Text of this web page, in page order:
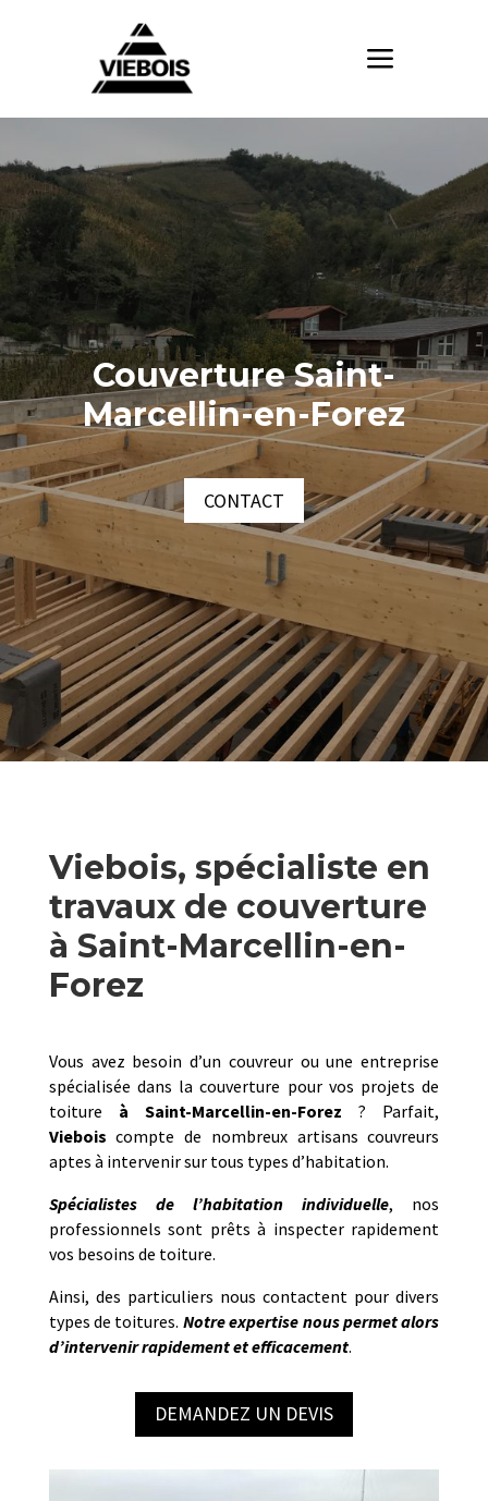
Couverture Saint-
Marcellin-en-Forez
CONTACT
Viebois, spécialiste en
travaux de couverture
à Saint-Marcellin-en-
Forez
Vous avez besoin d’un couvreur ou une entreprise
spécialisée dans la couverture pour vos projets de
toiture à Saint-Marcellin-en-Forez ? Parfait,
Viebois compte de nombreux artisans couvreurs
aptes à intervenir sur tous types d’habitation.
Spécialistes de l’habitation individuelle, nos
professionnels sont prêts à inspecter rapidement
vos besoins de toiture.
Ainsi, des particuliers nous contactent pour divers
types de toitures. Notreexpertise nous permet alors
d’intervenir rapidement et efficacement.
DEMANDEZ UN DEVIS